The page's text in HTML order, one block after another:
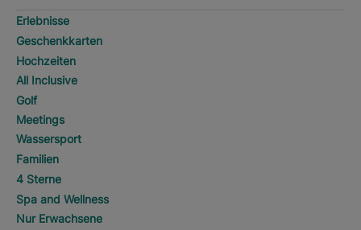
Erlebnisse
Geschenkkarten
Hochzeiten
All Inclusive
Golf
Meetings
Wassersport
Familien
4 Sterne
Spa and Wellness
Nur Erwachsene